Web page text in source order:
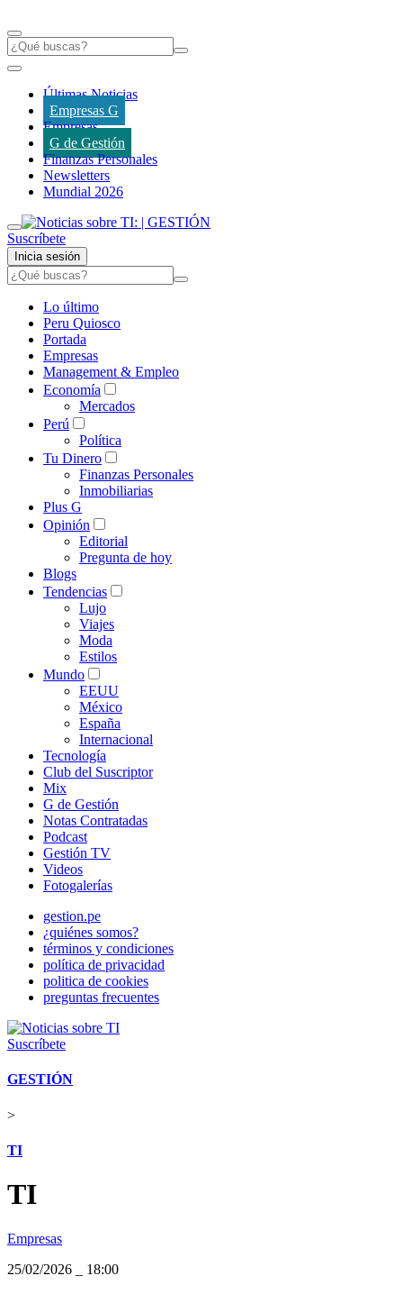
Últimas Noticias
Empresas G
Empresas
G de Gestión
Finanzas Personales
Newsletters
Mundial 2026
Suscríbete
Inicia sesión
Lo último
Peru Quiosco
Portada
Empresas
Management & Empleo
Economía
Mercados
Perú
Política
Tu Dinero
Finanzas Personales
Inmobiliarias
Plus G
Opinión
Editorial
Pregunta de hoy
Blogs
Tendencias
Lujo
Viajes
Moda
Estilos
Mundo
EEUU
México
España
Internacional
Tecnología
Club del Suscriptor
Mix
G de Gestión
Notas Contratadas
Podcast
Gestión TV
Videos
Fotogalerías
gestion.pe
¿quiénes somos?
términos y condiciones
política de privacidad
politica de cookies
preguntas frecuentes
Suscríbete
GESTIÓN
>
TI
TI
Empresas
25/02/2026
18:00